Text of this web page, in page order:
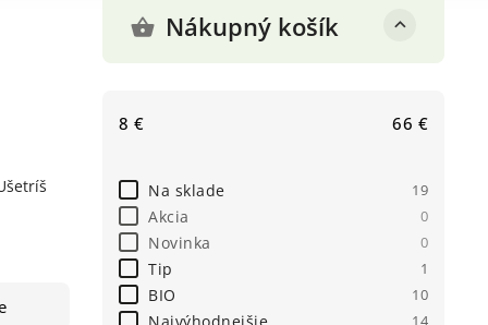
Nákupný košík
8 € 66 €
Na sklade 19
Akcia 0
Novinka 0
Tip 1
BIO 10
Najvýhodnejšie 14